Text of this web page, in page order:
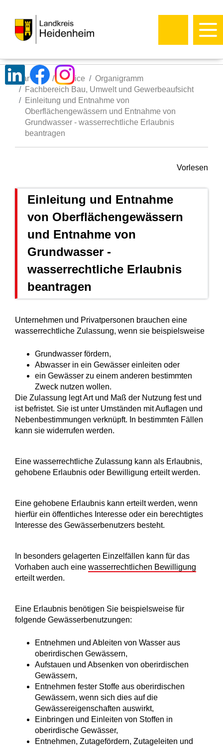
Startseite Service
Organigramm
Fachbereich Bau, Umwelt und Gewerbeaufsicht
Einleitung und Entnahme von
Oberflächengewässern und Entnahme von
Grundwasser - wasserrechtliche Erlaubnis
beantragen
Vorlesen
Einleitung und Entnahme
von Oberflächengewässern
und Entnahme von
Grundwasser -
wasserrechtliche Erlaubnis
beantragen
Unternehmen und Privatpersonen brauchen eine
wasserrechtliche Zulassung, wenn sie beispielsweise
Grundwasser fördern,
Abwasser in ein Gewässer einleiten oder
ein Gewässer zu einem anderen bestimmten
Zweck nutzen wollen.
Die Zulassung legt Art und Maß der Nutzung fest und
ist befristet. Sie ist unter Umständen mit Auflagen und
Nebenbestimmungen verknüpft. In bestimmten Fällen
kann sie widerrufen werden.
Eine wasserrechtliche Zulassung kann als Erlaubnis,
gehobene Erlaubnis oder Bewilligung erteilt werden.
Eine gehobene Erlaubnis kann erteilt werden, wenn
hierfür ein öffentliches Interesse oder ein berechtigtes
Interesse des Gewässerbenutzers besteht.
In besonders gelagerten Einzelfällen kann für das
Vorhaben auch eine wasserrechtlichen Bewilligung
erteilt werden.
Eine Erlaubnis benötigen Sie beispielsweise für
folgende Gewässerbenutzungen:
Entnehmen und Ableiten von Wasser aus
oberirdischen Gewässern,
Aufstauen und Absenken von oberirdischen
Gewässern,
Entnehmen fester Stoffe aus oberirdischen
Gewässern, wenn sich dies auf die
Gewässereigenschaften auswirkt,
Einbringen und Einleiten von Stoffen in
oberirdische Gewässer,
Entnehmen, Zutagefördern, Zutageleiten und